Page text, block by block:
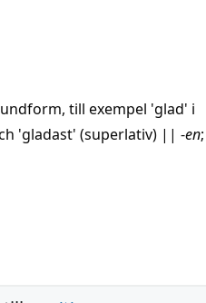
, till exempel 'glad' i
'gladast' (superlativ) || -en;